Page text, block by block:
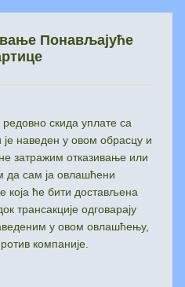
Понављајуће
скида уплате са
је наведен у овом обрасцу и
затражим отказивање или
да сам ја овлашћени
која ће бити достављена
трансакције одговарају
у овом овлашћењу,
компаније.